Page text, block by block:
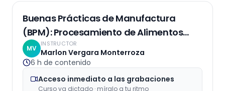
Buenas Prácticas de Manufactura
(BPM): Procesamiento de Alimentos
Seguro y de Calidad
MV
INSTRUCTOR
Marlon Vergara Monterroza
6 h de contenido
Acceso inmediato a las grabaciones
Curso ya dictado · míralo a tu ritmo